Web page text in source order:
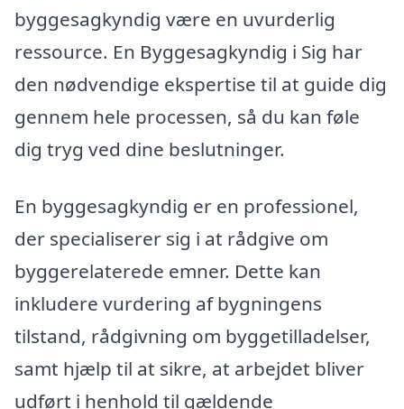
byggesagkyndig være en uvurderlig
ressource. En Byggesagkyndig i Sig har
den nødvendige ekspertise til at guide dig
gennem hele processen, så du kan føle
dig tryg ved dine beslutninger.
En byggesagkyndig er en professionel,
der specialiserer sig i at rådgive om
byggerelaterede emner. Dette kan
inkludere vurdering af bygningens
tilstand, rådgivning om byggetilladelser,
samt hjælp til at sikre, at arbejdet bliver
udført i henhold til gældende